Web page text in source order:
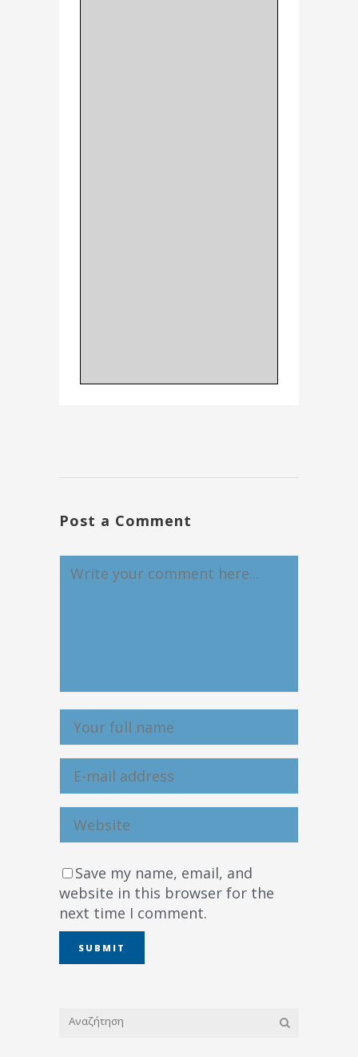
Post a Comment
Save my name, email, and
website in this browser for the
next time I comment.